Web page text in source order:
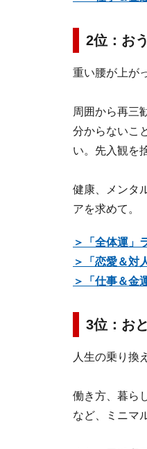
2位：お
重い腰が上が
周囲から再三
分からないこ
い。先入観を
健康、メンタ
アを求めて。
＞「全体運」
＞「恋愛＆対
＞「仕事＆金
3位：お
人生の乗り換
働き方、暮ら
など、ミニマ